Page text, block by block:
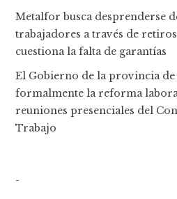
Metalfor busca desprenderse
trabajadores a través de
cuestiona la falta de garantías
El Gobierno de la provincia de
formalmente la reforma
reuniones presenciales del
Trabajo
-